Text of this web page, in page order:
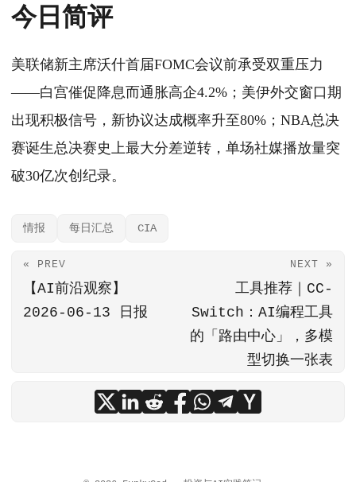
今日简评
美联储新主席沃什首届FOMC会议前承受双重压力
——白宫催促降息而通胀高企4.2%；美伊外交窗口期
出现积极信号，新协议达成概率升至80%；NBA总决
赛诞生总决赛史上最大分差逆转，单场社媒播放量突
破30亿次创纪录。
情报 每日汇总 CIA
« PREV
【AI前沿观察】
2026-06-13 日报
NEXT »
工具推荐｜CC-
Switch：AI编程工具
的「路由中心」，多模
型切换一张表